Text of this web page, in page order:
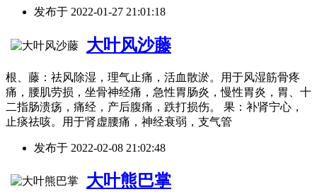
发布于 2022-01-27 21:01:18
大叶风沙藤
根、藤：祛风除湿，理气止痛，活血散淤。用于风湿筋骨疼
痛，腰肌劳损，坐骨神经痛，急性胃肠炎，慢性胃炎，胃、十
二指肠溃疡，痛经，产后腹痛，跌打损伤。 果：补肾宁心，
止痰祛咳。用于肾虚腰痛，神经衰弱，支气管
发布于 2022-02-08 21:02:48
大叶熊巴掌